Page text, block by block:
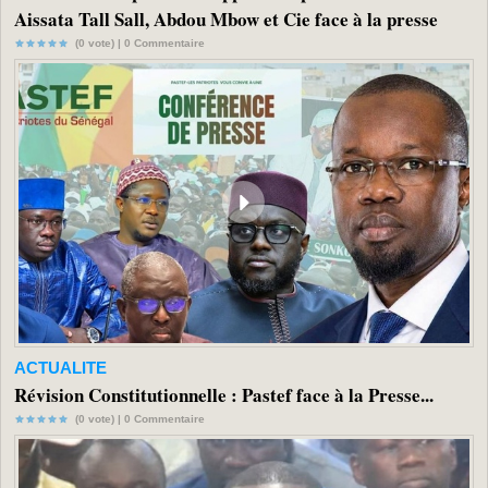
Aissata Tall Sall, Abdou Mbow et Cie face à la presse
(0 vote) | 0 Commentaire
ACTUALITE
Révision Constitutionnelle : Pastef face à la Presse...
(0 vote) | 0 Commentaire